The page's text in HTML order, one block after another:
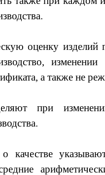
оценку изделий
а также не
при
качестве